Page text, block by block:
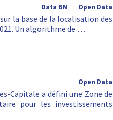
Open Data
Data BM
la base de la localisation des
Un algorithme de …
Open Data
Capitale a défini une Zone de
pour les investissements